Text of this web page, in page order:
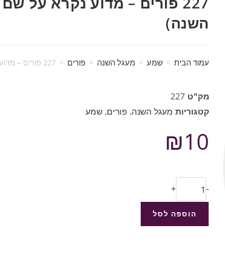
השנה)
עמוד הבית > שמע > מעגל השנה > פורים > 227 פורים – מדוע נקרא על שם הגורל? (מעגל השנה)
מק"ט 227
קטגוריות מעגל השנה, פורים, שמע
₪10
-
+
הוספה לסל